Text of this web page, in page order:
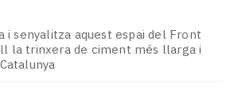
i senyalitza aquest espai del Front
la trinxera de ciment més llarga i